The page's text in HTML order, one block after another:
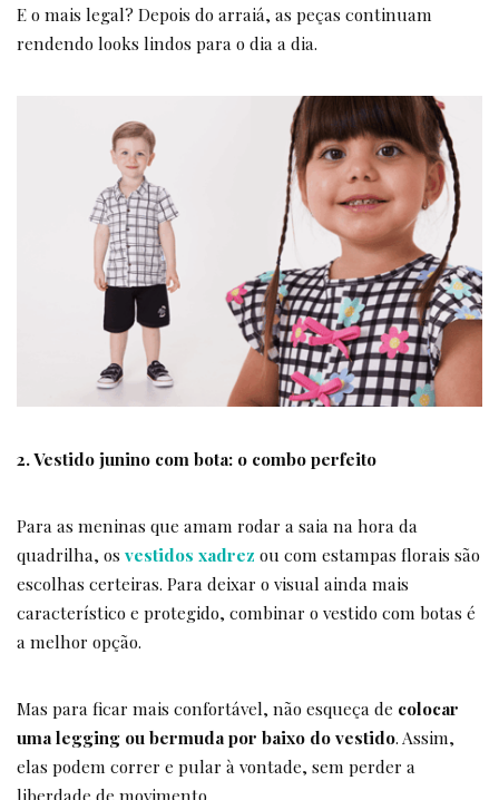
E o mais legal? Depois do arraiá, as peças continuam
rendendo looks lindos para o dia a dia.
2. Vestido junino com bota: o combo perfeito
Para as meninas que amam rodar a saia na hora da
quadrilha, os vestidos xadrez ou com estampas florais são
escolhas certeiras. Para deixar o visual ainda mais
característico e protegido, combinar o vestido com botas é
a melhor opção.
Mas para ficar mais confortável, não esqueça de colocar
uma legging ou bermuda por baixo do vestido. Assim,
elas podem correr e pular à vontade, sem perder a
liberdade de movimento.